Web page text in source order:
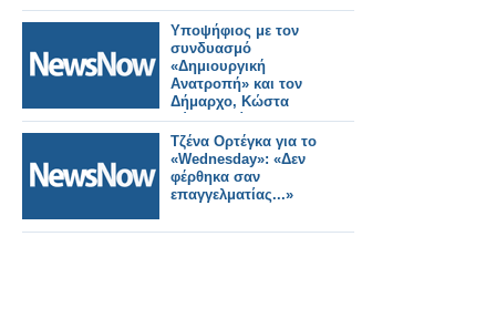
Υποψήφιος με τον
συνδυασμό
«Δημιουργική
Ανατροπή» και τον
Δήμαρχο, Κώστα
Λύρο θα είναι ο
Νεοχωρίτης,
ελεύθερος
επαγγελματίας, Τάσος
Ιωάννου.
Τζένα Ορτέγκα για το
«Wednesday»: «Δεν
φέρθηκα σαν
επαγγελματίας...»